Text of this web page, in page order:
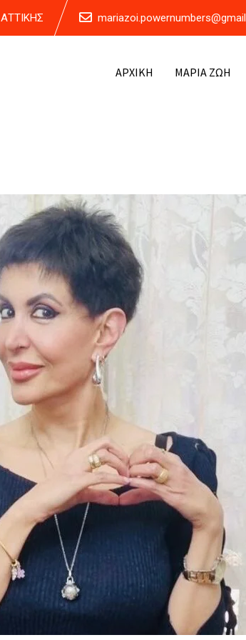
ΑΡΧΙΚΗ ΜΑΡΙΑ ΖΩΗ